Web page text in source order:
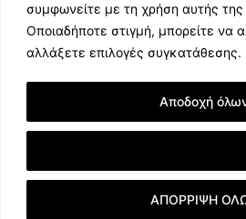
συμφωνείτε με τη χρήση αυτής της
Οποιαδήποτε στιγμή, μπορείτε να
αλλάξετε επιλογές συγκατάθεσης.
ΑΠΟΡΡΙΨΗ
Αποδοχή
ΘΕΑΤΡΟ
ΔΙΑΓΩΝΙΣΜΟΙ
STOA CULTURA
ΣΥΝΕΝΤΕΥΞΕΙΣ
© 2023 music.net.cy, All Rights Reserved